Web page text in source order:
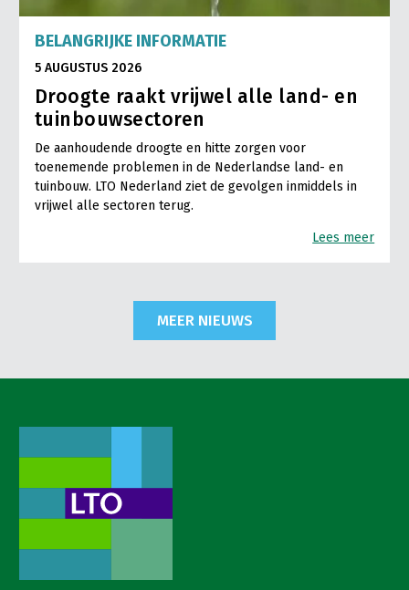
BELANGRIJKE INFORMATIE
5 AUGUSTUS 2026
Droogte raakt vrijwel alle land- en
tuinbouwsectoren
De aanhoudende droogte en hitte zorgen voor
toenemende problemen in de Nederlandse land- en
tuinbouw. LTO Nederland ziet de gevolgen inmiddels in
vrijwel alle sectoren terug.
Lees meer
MEER NIEUWS